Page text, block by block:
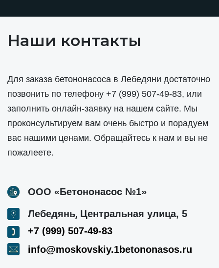
Наши контакты
Для заказа бетононасоса в Лебедяни достаточно
позвонить по телефону +7 (999) 507-49-83, или
заполнить онлайн-заявку на нашем сайте. Мы
проконсультируем вам очень быстро и порадуем
вас нашими ценами. Обращайтесь к нам и вы не
пожалеете.
ООО «Бетононасос №1»
Лебедянь, Центральная улица, 5
+7 (999) 507-49-83
info@moskovskiy.1betononasos.ru